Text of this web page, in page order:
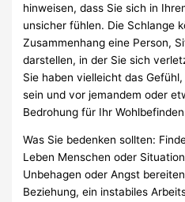
hinweisen, dass Sie sich in
unsicher fühlen. Die Schlange
Zusammenhang eine Person,
darstellen, in der Sie sich
Sie haben vielleicht das
sein und vor jemandem oder
Bedrohung für Ihr
Was Sie bedenken sollten:
Leben Menschen oder
Unbehagen oder Angst
Beziehung, ein instabiles